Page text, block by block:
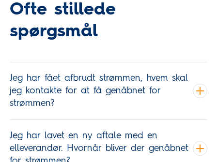
Ofte stillede
spørgsmål
Jeg har fået afbrudt strømmen, hvem skal
jeg kontakte for at få genåbnet for
strømmen?
Jeg har lavet en ny aftale med en
elleverandør. Hvornår bliver der genåbnet